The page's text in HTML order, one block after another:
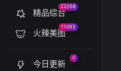
精品综合
22058
火辣美图
11083
今日更新
0